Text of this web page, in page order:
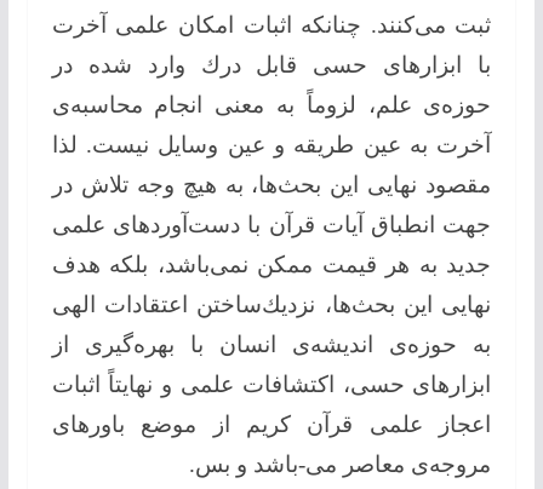
ثبت می‌كنند. چنانکه اثبات امكان علمی آخرت
با ابزارهای حسی قابل درك وارد شده در
حوزه‌ی علم، لزوماً به معنی انجام محاسبه‌ی
آخرت به عین طریقه و عین وسایل نیست. لذا
مقصود نهایی این بحث‌ها، به هیچ وجه تلاش در
جهت انطباق آیات قرآن با دست‌آوردهای علمی
جدید به هر قیمت ممكن نمی‌باشد، بلكه هدف
نهایی این بحث‌ها، نزدیك‌ساختن اعتقادات الهی
به حوزه‌ی اندیشه‌ی انسان با بهره‌گیری از
ابزارهای حسی، اكتشافات علمی و نهایتاً اثبات
اعجاز علمی قرآن كریم از موضع باورهای
مروجه‌ی معاصر می-باشد و بس.